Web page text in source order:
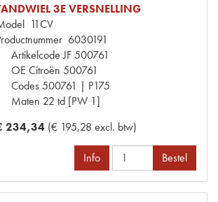
3E VERSNELLING
11CV
6030191
Artikelcode JF500761
OE Citroën 500761
Codes500761 | P175
Maten 22 td [PW 1]
234,34 (€ 195,28 excl. btw)
Info Bestel